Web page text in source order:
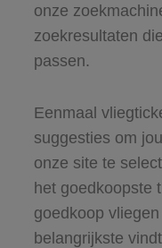
onze
zoekresultaten
passen.
Eenmaal
suggesties om
onze site te
het goedkoopste
goedkoop
belangrijkste